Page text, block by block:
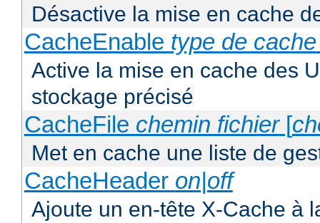
Désactive la mise en cache
CacheEnable type de cache
Active la mise en cache des
stockage précisé
CacheFile chemin fichier[
Met en cache une liste de
CacheHeader on|off
Ajoute un en-tête X-Cache à